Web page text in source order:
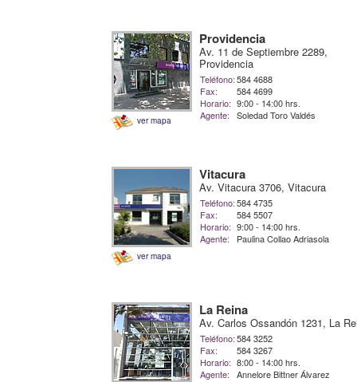
ver mapa
Providencia
Av. 11 de Septiembre 2289,
Providencia
Teléfono:584 4688
Fax:
584 4699
Horario: 9:00 - 14:00 hrs.
Agente:
Soledad Toro Valdés
ver mapa
Vitacura
Av. Vitacura 3706, Vitacura
Teléfono:584 4735
Fax:
584 5507
Horario: 9:00 - 14:00 hrs.
Agente:
Paulina Collao Adriasola
La Reina
Av. Carlos Ossandón 1231, La
Teléfono:584 3252
Fax:
584 3267
Horario: 8:00 - 14:00 hrs.
Agente:
Annelore Bittner Álvarez